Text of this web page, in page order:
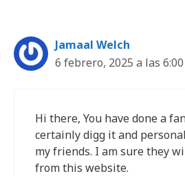
Jamaal Welch
6 febrero, 2025 a las
Hi there, You have done a
certainly digg it and
my friends. I am sure they
from this website.